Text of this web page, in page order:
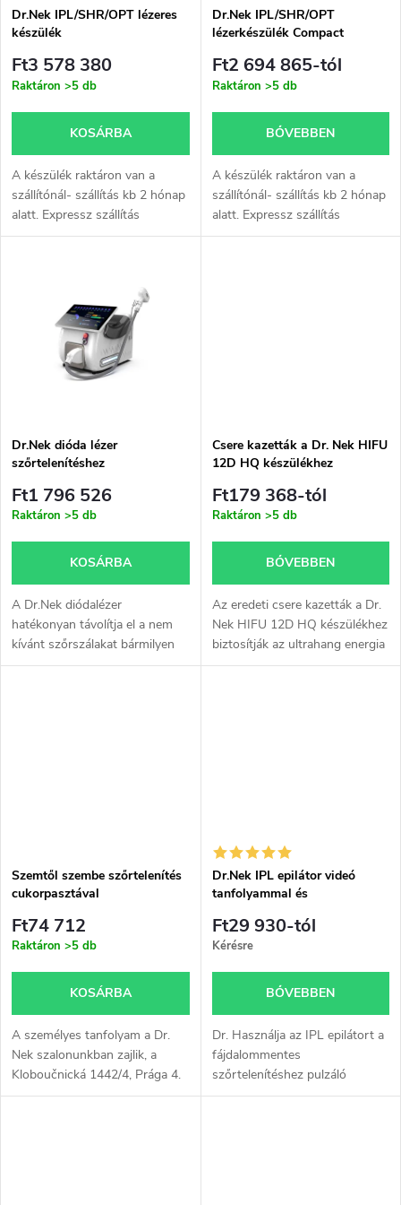
e
k
r
e
n
s
e
k
e
l
i
a
Dr.Nek IPL/SHR/OPT lézeres
készülék
Ft3 578 380
Raktáron >5 db
KOSÁRBA
A készülék raktáron van a
szállítónál- szállítás kb 2 hónap
alatt. Expressz szállítás
lehetőségét kínáljuk- légi úton,
Dr.Nek IPL/SHR/OPT
lézerkészülék Compact
Ft2 694 865-tól
Raktáron >5 db
BŐVEBBEN
A készülék raktáron van a
szállítónál- szállítás kb 2 hónap
alatt. Expressz szállítás
lehetőségét kínáljuk- légi úton,
Dr.Nek dióda lézer
szőrtelenítéshez
Ft1 796 526
Raktáron >5 db
KOSÁRBA
A Dr.Nek diódalézer
hatékonyan távolítja el a nem
kívánt szőrszálakat bármilyen
színű és típusú ( fekete, vörös,
Csere kazetták a Dr. Nek HIFU
12D HQ készülékhez
Ft179 368-tól
Raktáron >5 db
BŐVEBBEN
Az eredeti csere kazetták a Dr.
Nek HIFU 12D HQ készülékhez
biztosítják az ultrahang energia
pontos továbbítását a hatékony
Szemtől szembe szőrtelenítés
cukorpasztával
Ft74 712
Raktáron >5 db
KOSÁRBA
A személyes tanfolyam a Dr.
Nek szalonunkban zajlik, a
Kloboučnická 1442/4, Prága 4.
címen, a tanfolyam időtartama
Dr.Nek IPL epilátor videó
tanfolyammal és
Ft29 930-tól
Kérésre
BŐVEBBEN
Dr. Használja az IPL epilátort a
fájdalommentes
szőrtelenítéshez pulzáló
fénnyel. Az ismételt használat